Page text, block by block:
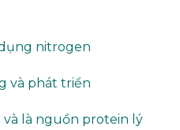
nitrogen
và phát triển
là nguồn protein lý